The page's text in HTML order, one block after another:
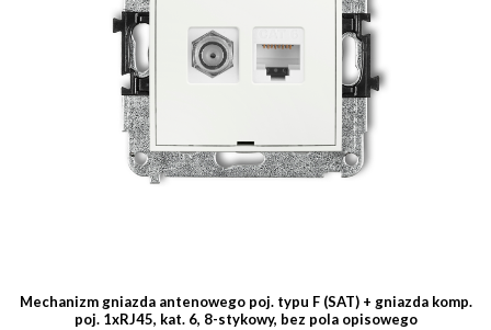
Mechanizm gniazda antenowego poj. typu F (SAT) + gniazda komp.
poj. 1xRJ45, kat. 6, 8-stykowy, bez pola opisowego